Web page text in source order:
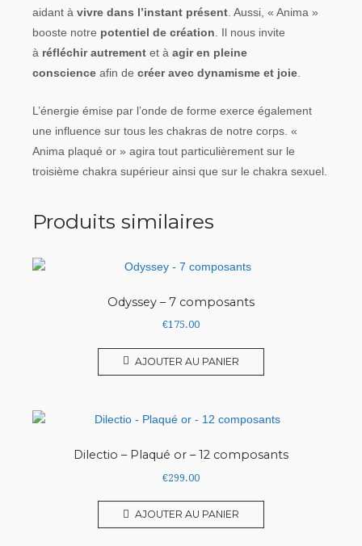
aidant à vivre dans l’instant présent. Aussi, « Anima »
booste notre potentiel de création. Il nous invite
à réfléchir autrement et à agir en pleine
conscience afin de créer avec dynamisme et joie.
L’énergie émise par l’onde de forme exerce également
une influence sur tous les chakras de notre corps. «
Anima plaqué or » agira tout particulièrement sur le
troisième chakra supérieur ainsi que sur le chakra sexuel.
Produits similaires
Odyssey – 7 composants
€175.00
AJOUTER AU PANIER
Dilectio – Plaqué or – 12 composants
€299.00
AJOUTER AU PANIER